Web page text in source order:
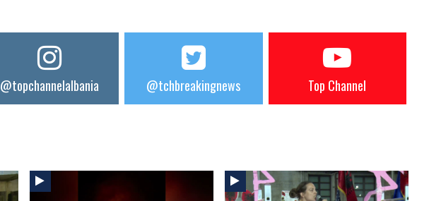
@topchannelalbania @tchbreakingnews Top Channel